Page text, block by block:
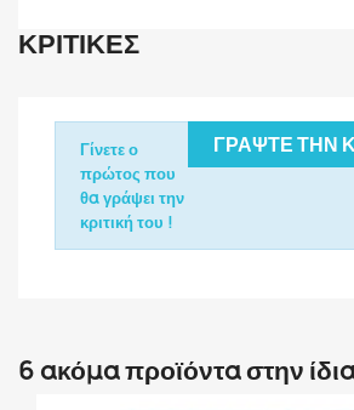
ΚΡΙΤΙΚΈΣ
ΓΡΆΨΤΕ ΤΗΝ
Γίνετε ο
πρώτος που
θα γράψει την
κριτική του !
6 ακόμα προϊόντα στην